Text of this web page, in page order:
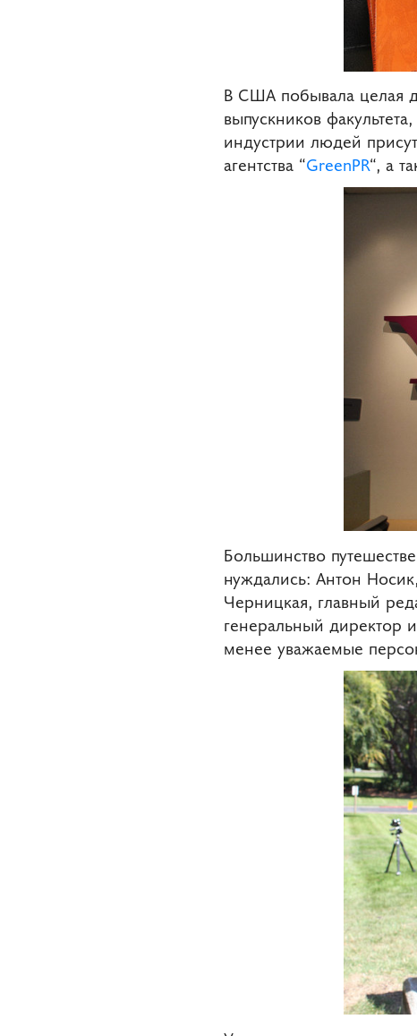
В США побывала целая
выпускников
индустрии людей
агентства “GreenPR“, а
Большинство
нуждались: Антон
Черницкая, главный
генеральный директор
менее уважаемые